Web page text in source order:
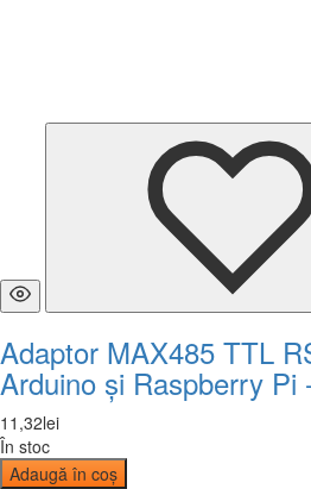
Adaptor MAX485 TTL
Arduino și Raspberry Pi
11 ,32lei
În stoc
Adaugă în coș